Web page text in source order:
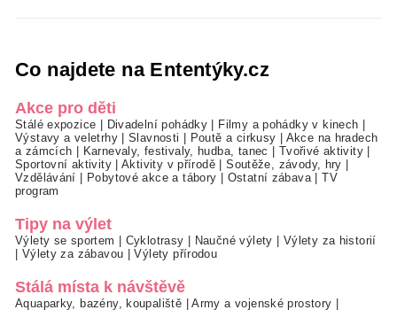
Co najdete na Ententýky.cz
Akce pro děti
Stálé expozice Divadelní pohádky Filmy a pohádky v kinech
Výstavy a veletrhy|Slavnosti Poutě a cirkusy
Akce na hradech
a zámcích
Karnevaly, festivaly, hudba, tanec Tvořivé aktivity
Sportovní aktivity|Aktivity v přírodě |Soutěže, závody, hry
Vzdělávání
Pobytové akce a tábory Ostatní zábava |TV
program
Tipy na výlet
Výlety se sportem Cyklotrasy Naučné výlety
Výlety za historií
Výlety za zábavou |Výlety přírodou
Stálá místa k návštěvě
Aquaparky, bazény, koupaliště |Army a vojenské prostory